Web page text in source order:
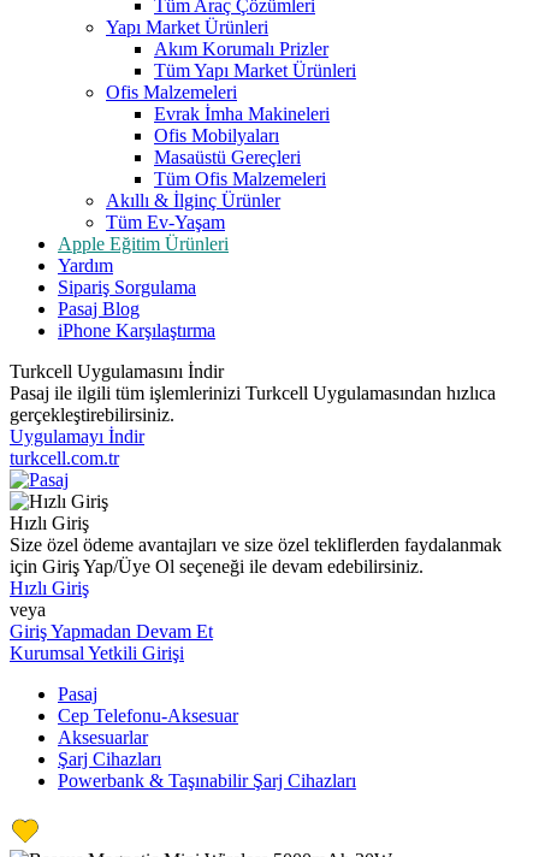
Tüm Araç Çözümleri
Yapı Market Ürünleri
Akım Korumalı Prizler
Tüm Yapı Market Ürünleri
Ofis Malzemeleri
Evrak İmha Makineleri
Ofis Mobilyaları
Masaüstü Gereçleri
Tüm Ofis Malzemeleri
Akıllı & İlginç Ürünler
Tüm Ev-Yaşam
Apple Eğitim Ürünleri
Yardım
Sipariş Sorgulama
Pasaj Blog
iPhone Karşılaştırma
Turkcell Uygulamasını İndir
Pasaj ile ilgili tüm işlemlerinizi Turkcell Uygulamasından hızlıca
gerçekleştirebilirsiniz.
Uygulamayı İndir
turkcell.com.tr
Hızlı Giriş
Size özel ödeme avantajları ve size özel tekliflerden faydalanmak
için Giriş Yap/Üye Ol seçeneği ile devam edebilirsiniz.
Hızlı Giriş
veya
Giriş Yapmadan Devam Et
Kurumsal Yetkili Girişi
Pasaj
Cep Telefonu-Aksesuar
Aksesuarlar
Şarj Cihazları
Powerbank & Taşınabilir Şarj Cihazları